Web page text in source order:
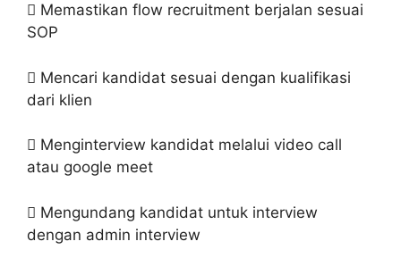
 Memastikan flow recruitment berjalan sesuai
SOP
 Mencari kandidat sesuai dengan kualifikasi
dari klien
 Menginterview kandidat melalui video call
atau google meet
 Mengundang kandidat untuk interview
dengan admin interview